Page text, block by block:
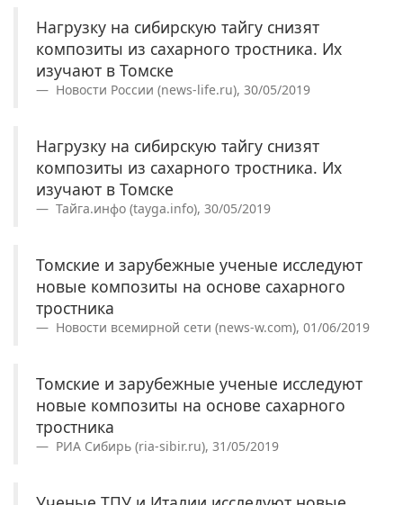
Нагрузку на сибирскую тайгу снизят
композиты из сахарного тростника. Их
изучают в Томске
Новости России (news-life.ru), 30/05/2019
Нагрузку на сибирскую тайгу снизят
композиты из сахарного тростника. Их
изучают в Томске
Тайга.инфо (tayga.info), 30/05/2019
Томские и зарубежные ученые исследуют
новые композиты на основе сахарного
тростника
Новости всемирной сети (news-w.com), 01/06/2019
Томские и зарубежные ученые исследуют
новые композиты на основе сахарного
тростника
РИА Сибирь (ria-sibir.ru), 31/05/2019